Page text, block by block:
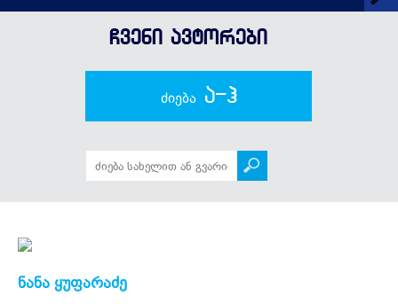
ᲩᲕᲔᲜᲘ ᲐᲕᲢᲝᲠᲔᲑᲘ
ძიება ა-ჰ
ნანა ყუფარაძე